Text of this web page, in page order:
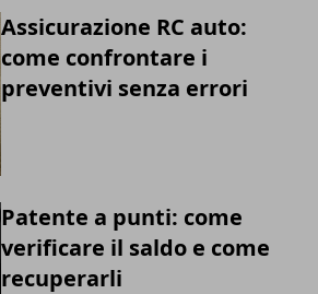
Assicurazione RC auto:
come confrontare i
preventivi senza errori
Patente a punti: come
verificare il saldo e come
recuperarli